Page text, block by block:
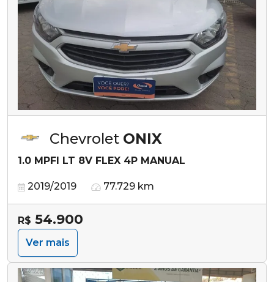
Chevrolet ONIX
1.0 MPFI LT 8V FLEX 4P MANUAL
2019/2019 77.729 km
R$ 54.900
Ver mais